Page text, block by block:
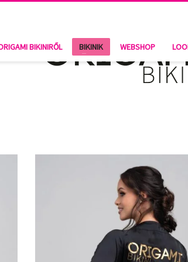
BIKINIRŐL BIKINIK WEBSHOP